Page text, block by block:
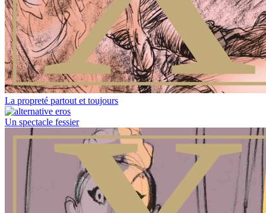
La propreté partout et toujours
Un spectacle fessier